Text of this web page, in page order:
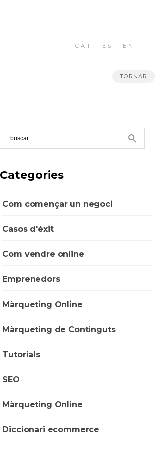
CAT ES EN
TORNAR
Categories
Com començar un negoci
Casos d'éxit
Com vendre online
Emprenedors
Màrqueting Online
Màrqueting de Continguts
Tutorials
SEO
Màrqueting Online
Diccionari ecommerce